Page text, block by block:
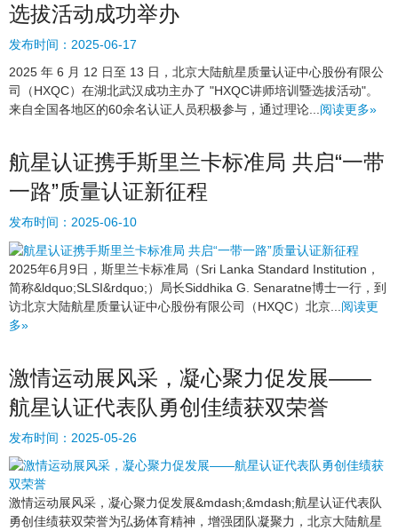
选拔活动成功举办
发布时间： 2025-06-17
2025 年 6 月 12 日至 13 日，北京大陆航星质量认证中心股份有限公
司（HXQC）在湖北武汉成功主办了 "HXQC讲师培训暨选拔活动"。
来自全国各地区的60余名认证人员积极参与，通过理论... 阅读更多»
航星认证携手斯里兰卡标准局 共启“一带
一路”质量认证新征程
发布时间： 2025-06-10
2025年6月9日，斯里兰卡标准局（Sri Lanka Standard Institution，
简称&ldquo;SLSI&rdquo;）局长Siddhika G. Senaratne博士一行，到
访北京大陆航星质量认证中心股份有限公司（HXQC）北京... 阅读更
多»
激情运动展风采，凝心聚力促发展——
航星认证代表队勇创佳绩获双荣誉
发布时间： 2025-05-26
激情运动展风采，凝心聚力促发展&mdash;&mdash;航星认证代表队
勇创佳绩获双荣誉为弘扬体育精神，增强团队凝聚力，北京大陆航星